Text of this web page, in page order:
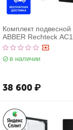
Комплект подвесной
ABBER Rechteck
черный матовый с
AC0105 и кнопкой
в наличии
38 600₽